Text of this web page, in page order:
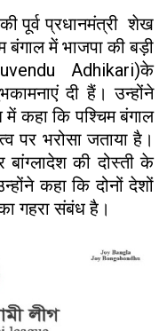
पूर्व प्रधानमंत्री शेख
में भाजपा की बड़ी
Adhikari)के
दी हैं। उन्होंने
कहा कि पश्चिम बंगाल
पर भरोसा जताया है।
की दोस्ती के
कहा कि दोनों देशों
गहरा संबंध है।